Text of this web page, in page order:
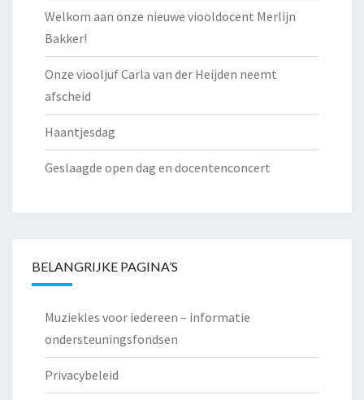
Welkom aan onze nieuwe viooldocent Merlijn
Bakker!
Onze viooljuf Carla van der Heijden neemt
afscheid
Haantjesdag
Geslaagde open dag en docentenconcert
BELANGRIJKE PAGINA’S
Muziekles voor iedereen – informatie
ondersteuningsfondsen
Privacybeleid